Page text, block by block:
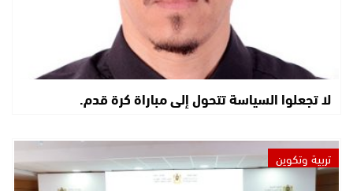
لا تجعلوا السياسة تتحول إلى مباراة كرة قدم.
تربية وتكوين